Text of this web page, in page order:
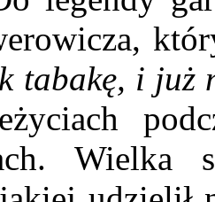
tabakę, i już
Wielka